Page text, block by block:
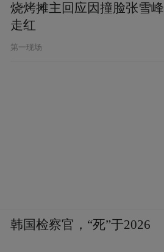
烧烤摊主回应因撞脸张雪峰
走红
第一现场
韩国检察官，“死”于2026